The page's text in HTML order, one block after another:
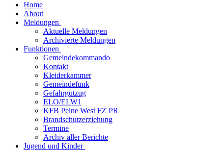
Home
About
Meldungen
Aktuelle Meldungen
Archivierte Meldungen
Funktionen
Gemeindekommando
Kontakt
Kleiderkammer
Gemeindefunk
Gefahrgutzug
ELO/ELW1
KFB Peine West FZ PR
Brandschutzerziehung
Termine
Archiv aller Berichte
Jugend und Kinder